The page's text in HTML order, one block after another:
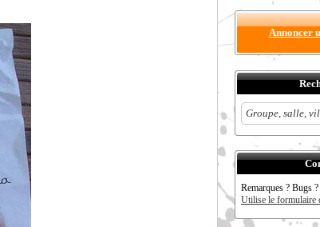
Annoncer
Remarques ? Bugs ?
Utilise le formulaire